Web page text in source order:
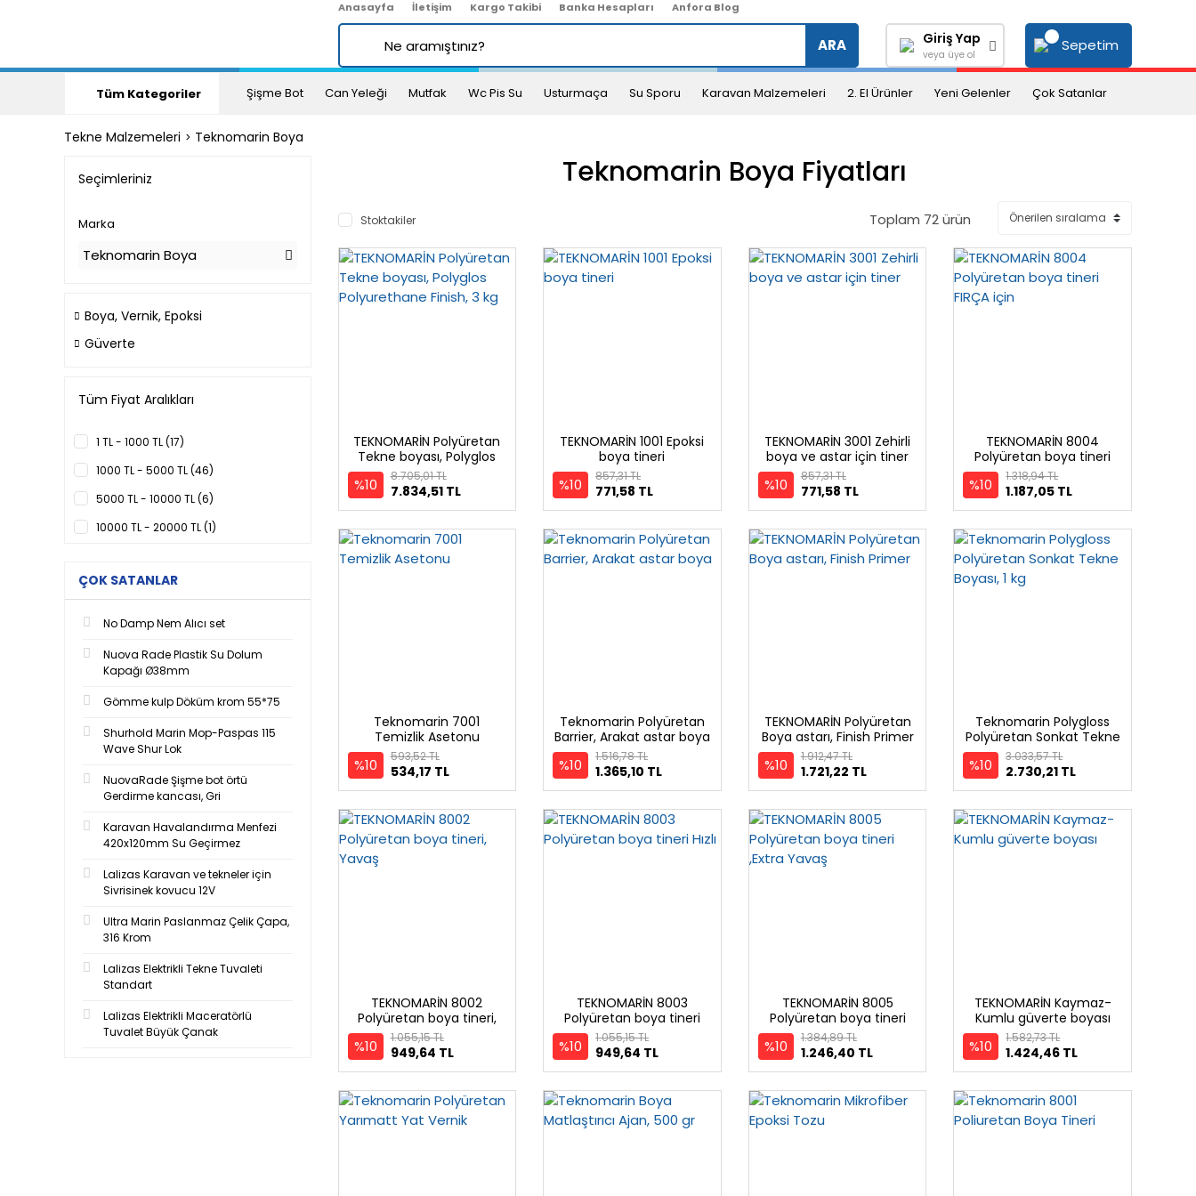
Anasayfa İletişim Kargo Takibi Banka Hesapları Anfora Blog
ARA Giriş Yap
veya üye ol
Sepetim
Tüm Kategoriler Şişme Bot Can Yeleği Mutfak Wc Pis Su Usturmaça Su Sporu Karavan Malzemeleri 2. El Ürünler Yeni Gelenler Çok Satanlar
Tekne Malzemeleri Teknomarin Boya
Seçimleriniz
Marka
Teknomarin Boya
Boya, Vernik, Epoksi
Güverte
Tüm Fiyat Aralıkları
1 TL - 1000 TL (17)
1000 TL - 5000 TL (46)
5000 TL - 10000 TL (6)
10000 TL - 20000 TL (1)
ÇOK SATANLAR
No Damp Nem Alıcı set
Nuova Rade Plastik Su Dolum
Kapağı Ø38mm
Gömme kulp Döküm krom 55*75
Shurhold Marin Mop-Paspas 115
Wave Shur Lok
NuovaRade Şişme bot örtü
Gerdirme kancası, Gri
Karavan Havalandırma Menfezi
420x120mm Su Geçirmez
Lalizas Karavan ve tekneler için
Sivrisinek kovucu 12V
Ultra Marin Paslanmaz Çelik Çapa,
316 Krom
Lalizas Elektrikli Tekne Tuvaleti
Standart
Lalizas Elektrikli Maceratörlü
Tuvalet Büyük Çanak
Teknomarin Boya Fiyatları
Stoktakiler Toplam 72 ürün
TEKNOMARİN Polyüretan
Tekne boyası, Polyglos
Polyurethane Finish, 3 kg
%10 7.834,51 TL
8.705,01 TL
TEKNOMARİN 1001 Epoksi
boya tineri
%10 771,58 TL
857,31 TL
TEKNOMARİN 3001 Zehirli
boya ve astar için tiner
%10 771,58 TL
857,31 TL
TEKNOMARİN 8004
Polyüretan boya tineri
FIRÇA için
%10 1.187,05 TL
1.318,94 TL
Teknomarin 7001
Temizlik Asetonu
%10 534,17 TL
593,52 TL
Teknomarin Polyüretan
Barrier, Arakat astar boya
%10 1.365,10 TL
1.516,78 TL
TEKNOMARİN Polyüretan
Boya astarı, Finish Primer
%10 1.721,22 TL
1.912,47 TL
Teknomarin Polygloss
Polyüretan Sonkat Tekne
Boyası, 1 kg
%10 2.730,21 TL
3.033,57 TL
TEKNOMARİN 8002
Polyüretan boya tineri,
Yavaş
%10 949,64 TL
1.055,15 TL
TEKNOMARİN 8003
Polyüretan boya tineri
Hızlı
%10 949,64 TL
1.055,15 TL
TEKNOMARİN 8005
Polyüretan boya tineri
,Extra Yavaş
%10 1.246,40 TL
1.384,89 TL
TEKNOMARİN Kaymaz-
Kumlu güverte boyası
%10 1.424,46 TL
1.582,73 TL